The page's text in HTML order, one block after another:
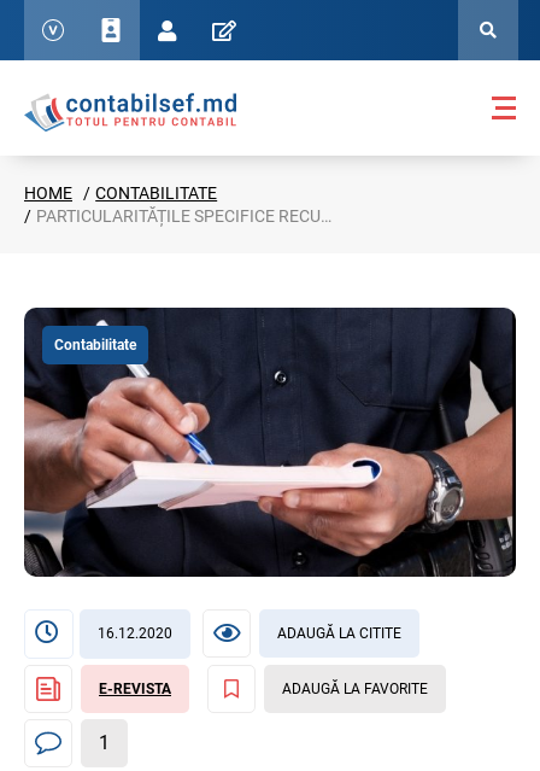
HOME
CONTABILITATE
PARTICULARITĂȚILE SPECIFICE RECUNOAȘTERII VENITURILOR DIN DOBÂNZI
Contabilitate
16.12.2020 ADAUGĂ LA CITITE
E-REVISTA ADAUGĂ LA FAVORITE
1